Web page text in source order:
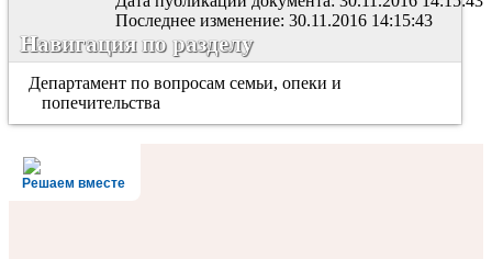
Последнее изменение: 30.11.2016 14:15:43
Навигация по разделу
Департамент по вопросам семьи, опеки и
попечительства
Решаем вместе